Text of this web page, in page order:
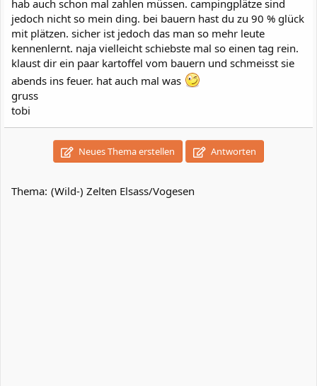
hab auch schon mal zahlen müssen. campingplätze sind
jedoch nicht so mein ding. bei bauern hast du zu 90 % glück
mit plätzen. sicher ist jedoch das man so mehr leute
kennenlernt. naja vielleicht schiebste mal so einen tag rein.
klaust dir ein paar kartoffel vom bauern und schmeisst sie
abends ins feuer. hat auch mal was
gruss
tobi
Neues Thema erstellen Antworten
Thema: (Wild-) Zelten Elsass/Vogesen